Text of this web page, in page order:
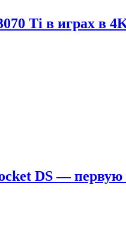
Ti в играх в
DS —